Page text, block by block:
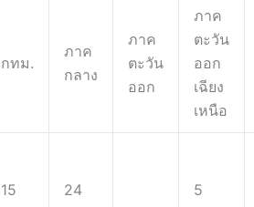
กทม.
ภาค
กลาง
ภาค
ตะวัน
ออก
ภาค
ตะวัน
ออก
เฉียง
เหนือ
15 24 5